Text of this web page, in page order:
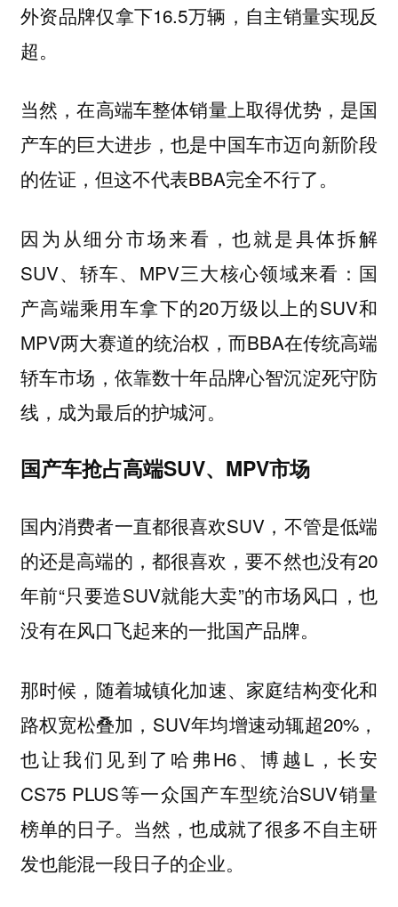
外资品牌仅拿下16.5万辆，自主销量实现反
超。
当然，在高端车整体销量上取得优势，是国
产车的巨大进步，也是中国车市迈向新阶段
的佐证，但这不代表BBA完全不行了。
因为从细分市场来看，也就是具体拆解
SUV、轿车、MPV三大核心领域来看：国
产高端乘用车拿下的20万级以上的SUV和
MPV两大赛道的统治权，而BBA在传统高端
轿车市场，依靠数十年品牌心智沉淀死守防
线，成为最后的护城河。
国产车抢占高端SUV、MPV市场
国内消费者一直都很喜欢SUV，不管是低端
的还是高端的，都很喜欢，要不然也没有20
年前“只要造SUV就能大卖”的市场风口，也
没有在风口飞起来的一批国产品牌。
那时候，随着城镇化加速、家庭结构变化和
路权宽松叠加，SUV年均增速动辄超20%，
也让我们见到了哈弗H6、博越L，长安
CS75 PLUS等一众国产车型统治SUV销量
榜单的日子。当然，也成就了很多不自主研
发也能混一段日子的企业。